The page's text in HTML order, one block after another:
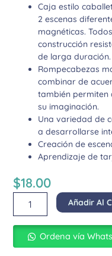
Caja estilo
2 escenas
magnéticas.
construcción
de larga duración.
Rompecabezas
combinar de
también permiten
su imaginación.
Una variedad de
a desarrollarse
Creación de
Aprendizaje de
$18.00
Magnética
Edificios
cantidad
Añadir Al
Ordena vía